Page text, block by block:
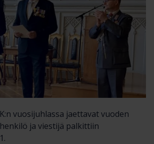
vuosijuhlassa jaettavat vuoden
ja viestijä palkittiin